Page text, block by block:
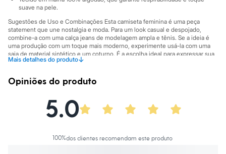
Tops
Moda íntima
Calcinhas
Cintas e Modeladores
Meias
Pijamas
Sutiãs e Tops
Biquínis
Maiôs
Personagens
Blusas e Camisetas
Casacos e Jaquetas
suave na pele.
Sugestões de Uso e Combinações Esta camiseta feminina é uma peça
statement que une nostalgia e moda. Para um look casual e despojado,
combine-a com uma calça jeans de modelagem ampla e tênis. Se a ideia é
uma produção com um toque mais moderno, experimente usá-la com uma
saia de material sintético e um coturno. É a escolha ideal para expressar sua
personalidade em encontros com amigos ou em momentos de lazer.
A gente se encontra na C&A! ❤/38
Altura: 175cm / Busto: 81cm / Cintura: 63cm / Quadril: 91cm.
Mais detalhes do produto↓
Material: 100% algodão
Opiniões do produto
5.0
100%dos clientes recomendam este produto